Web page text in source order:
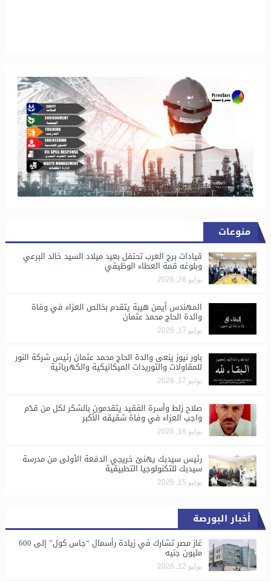
منوعات
قيادات برج العرب تحتفل بعيد ميلاد السيد خالد البرعي
وبلوغه قمة العطاء الوظيفي
يوليو 28, 2026
المهندس أيمن هيبة يتقدم بخالص العزاء في وفاة
والدة الحاج محمد عثمان
يوليو 17, 2026
باور نيوز ينعى والدة الحاج محمد عثمان رئيس شركة النور
للمقاولات والتوريدات الميكانيكية والكهربائية
يوليو 17, 2026
صلاح زلط وأسرة الفقيد يتقدمون بالشكر لكل من قدّم
واجب العزاء في وفاة شقيقه الأكبر
يوليو 16, 2026
رئيس سيدبك يهنئ خريجي الدفعة الأولى من مدرسة
سيدبك للتكنولوجيا التطبيقية
يوليو 15, 2026
أخبار البورصة
غاز مصر تشارك في زيادة رأسمال “جاس كول” إلى 600
مليون جنيه
يوليو 12, 2026